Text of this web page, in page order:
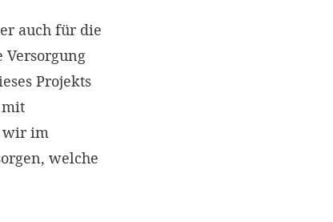
auch für die
Versorgung
Projekts
mit
wir im
welche